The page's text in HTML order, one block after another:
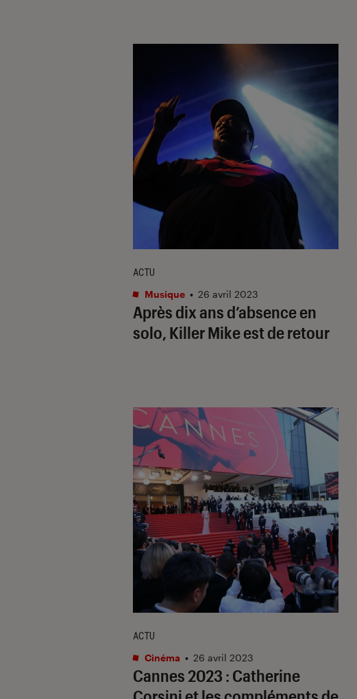
Après dix ans d’absence en
solo, Killer Mike est de retour
ACTU
Musique • 26 avril 2023
Cannes 2023 : Catherine
ACTU
Cinéma • 26 avril 2023